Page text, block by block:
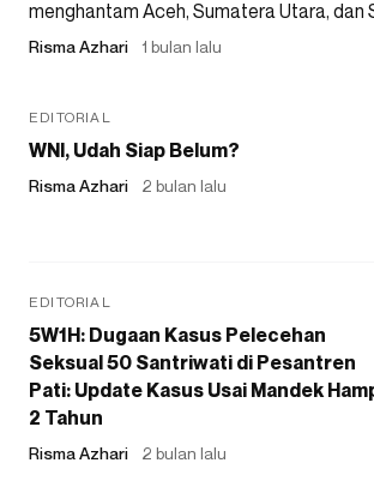
menghantam Aceh, Sumatera Utara, dan
Risma Azhari 1 bulan lalu
EDITORIAL
WNI, Udah Siap Belum?
Risma Azhari 2 bulan lalu
EDITORIAL
5W1H: Dugaan Kasus Pelecehan
Seksual 50 Santriwati di Pesantren
Pati: Update Kasus Usai Mandek
2 Tahun
Risma Azhari 2 bulan lalu